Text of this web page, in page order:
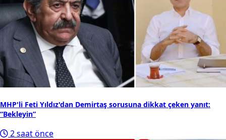
MHP'li Feti Yıldız'dan Demirtaş sorusuna dikkat çeken yanıt:
“Bekleyin”
2 saat önce